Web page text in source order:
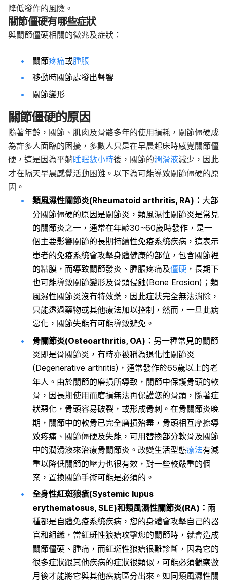
降低發作的風險。
關節僵硬有哪些症狀
與關節僵硬相關的徵兆及症狀：
關節疼痛或腫脹
移動時關節處發出聲響
關節變形
關節僵硬的原因
隨著年齡，關節、肌肉及骨骼多年的使用損耗，關節僵硬成
為許多人面臨的困擾，多數人只是在早晨起床時感覺關節僵
硬，這是因為平躺睡眠數小時後，關節的潤滑液減少，因此
才在隔天早晨感覺活動困難。以下為可能導致關節僵硬的原
因。
類風濕性關節炎(Rheumatoid arthritis, RA)： 大部
分關節僵硬的原因是關節炎，類風濕性關節炎是常見
的關節炎之一，通常在年齡30~60歲時發作，是一
個主要影響關節的長期持續性免疫系統疾病，這表示
患者的免疫系統會攻擊身體健康的部位，包含關節裡
的粘膜，而導致關節發炎、腫脹疼痛及僵硬 ，長期下
也可能導致關節變形及骨頭侵蝕(Bone Erosion)；類
風濕性關節炎沒有特效藥，因此症狀完全無法消除，
只能透過藥物或其他療法加以控制，然而，一旦此病
惡化，關節失能有可能導致避免。
骨關節炎(Osteoarthritis, OA)： 另一種常見的關節
炎即是骨關節炎，有時亦被稱為退化性關節炎
(Degenerative arthritis)，通常發作於65歲以上的老
年人。由於關節的磨損所導致，關節中保護骨頭的軟
骨，因長期使用而磨損無法再保護您的骨頭，隨著症
狀惡化，骨頭容易破裂，或形成骨刺。在骨關節炎晚
期，關節中的軟骨已完全磨損殆盡，骨頭相互摩擦導
致疼痛、關節僵硬及失能，可用替換部分軟骨及關節
中的潤滑液來治療骨關節炎。改變生活型態療法有減
重以降低關節的壓力也很有效，對一些較嚴重的個
案，置換關節手術可能是必須的。
全身性紅斑狼瘡(Systemic lupus
erythematosus, SLE)和類風濕性關節炎(RA)： 兩
種都是自體免疫系統疾病，您的身體會攻擊自己的器
官和組織，當紅斑性狼瘡攻擊您的關節時，就會造成
關節僵硬、腫痛，而紅斑性狼瘡很難診斷，因為它的
很多症狀跟其他疾病的症狀很類似，可能必須觀察數
月後才能將它與其他疾病區分出來。如同類風濕性關